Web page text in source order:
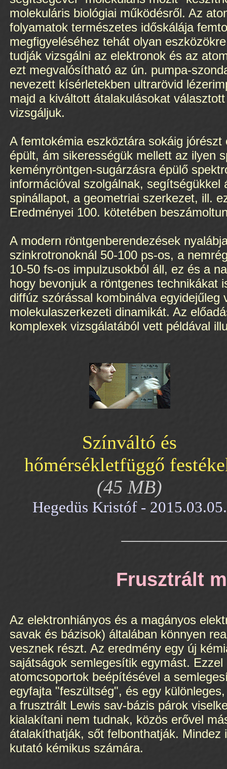
molekuláris biológiai működésről. Az
folyamatok természetes időskálája
megfigyeléséhez tehát olyan
tudják vizsgálni az elektronok és az
ezt megvalósítható az ún. pumpa-
nevezett kísérletekben ultrarövid
majd a kiváltott átalakulásokat
vizsgáljuk.
A femtokémia eszköztára sokáig
épült, ám sikerességük mellett az ilyen
keményröntgen-sugárzásra épülő
információval szolgálnak,
spinállapot, a geometriai szerkezet, ill.
Eredményei 100. kötetében
A modern röntgenberendezések
szinkrotronoknál 50-100 ps-os, a
10-50 fs-os impulzusokból áll, ez és a
hogy bevonjuk a röntgenes technikákat
diffúz szórással kombinálva
molekulaszerkezeti dinamikát. Az
komplexek vizsgálatából vett példával
Színváltó és
hőmérsékletfüggő
(45 MB)
Hegedüs Kristóf - 2015.03.05.
Frusztrált
Az elektronhiányos és a magányos
savak és bázisok) általában könnyen
vesznek részt. Az eredmény egy új
sajátságok semlegesítik egymást.
atomcsoportok beépítésével a
egyfajta "feszültség", és egy
a frusztrált Lewis sav-bázis párok
kialakítani nem tudnak, közös erővel
átalakíthatják, sőt felbonthatják.
kutató kémikus számára.